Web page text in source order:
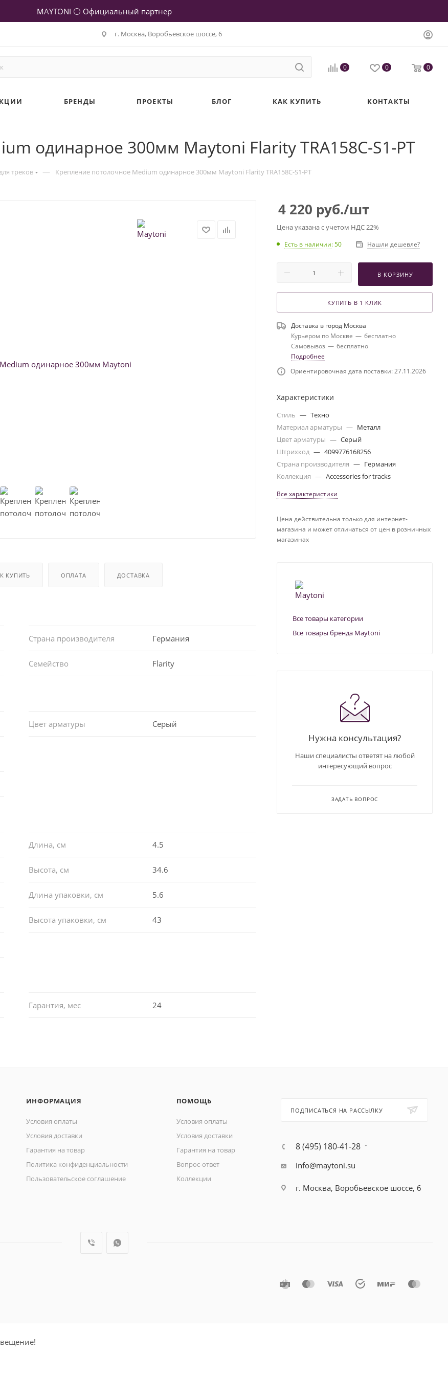
MAYTONI ⚪ Официальный партнер
г. Москва, Воробьевское шоссе, 6
0 0 0
БРЕНДЫ ПРОЕКТЫ БЛОГ КАК КУПИТЬ КОНТАКТЫ
одинарное 300мм Maytoni Flarity TRA158C-S1-PT
треков — Крепление потолочное Medium одинарное 300мм Maytoni Flarity TRA158C-S1-PT
КУПИТЬ ОПЛАТА ДОСТАВКА
Страна производителя Германия
Семейство Flarity
Цвет арматуры Серый
Длина, см 4.5
Высота, см 34.6
Длина упаковки, см 5.6
Высота упаковки, см 43
Гарантия, мес 24
4 220 руб./шт
Цена указана с учетом НДС 22%
Есть в наличии: 50 Нашли дешевле?
В КОРЗИНУ
КУПИТЬ В 1 КЛИК
Доставка в город Москва
Курьером по Москве — бесплатно
Самовывоз — бесплатно
Подробнее
Ориентировочная дата поставки: 27.11.2026
Характеристики
Стиль — Техно
Материал арматуры — Металл
Цвет арматуры — Серый
Штрихкод — 4099776168256
Страна производителя — Германия
Коллекция — Accessories for tracks
Все характеристики
Цена действительна только для интернет-
магазина и может отличаться от цен в розничных
магазинах
Все товары категории
Все товары бренда Maytoni
Нужна консультация?
Наши специалисты ответят на любой
интересующий вопрос
ЗАДАТЬ ВОПРОС
ИНФОРМАЦИЯ
Условия оплаты
Условия доставки
Гарантия на товар
Политика конфиденциальности
Пользовательское соглашение
ПОМОЩЬ
Условия оплаты
Условия доставки
Гарантия на товар
Вопрос-ответ
Коллекции
ПОДПИСАТЬСЯ НА РАССЫЛКУ
8 (495) 180-41-28
info@maytoni.su
г. Москва, Воробьевское шоссе, 6